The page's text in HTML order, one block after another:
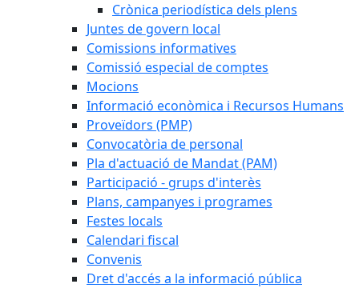
Crònica periodística dels plens
Juntes de govern local
Comissions informatives
Comissió especial de comptes
Mocions
Informació econòmica i Recursos Humans
Proveïdors (PMP)
Convocatòria de personal
Pla d'actuació de Mandat (PAM)
Participació - grups d'interès
Plans, campanyes i programes
Festes locals
Calendari fiscal
Convenis
Dret d'accés a la informació pública